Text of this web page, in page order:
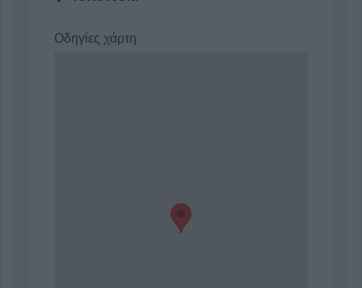
Οδηγίες χάρτη